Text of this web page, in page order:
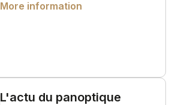
More information
L'actu du panoptique